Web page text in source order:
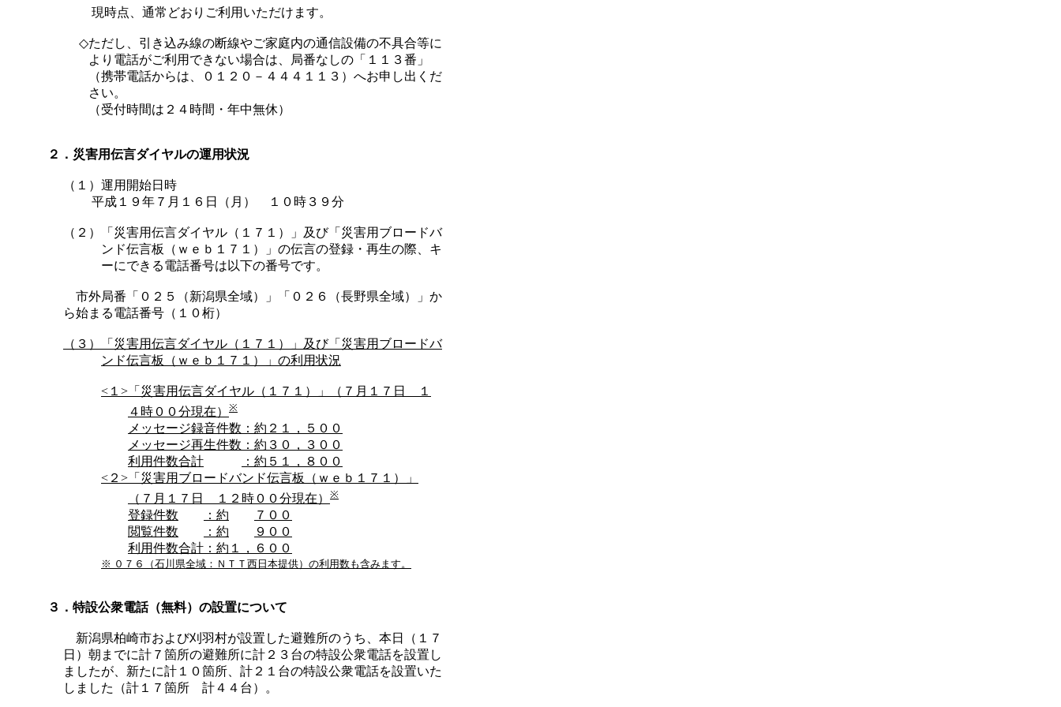
現時点、通常どおりご利用いただけます。
◇ただし、引き込み線の断線やご家庭内の通信設備の不具合等に
より電話がご利用できない場合は、局番なしの「１１３番」
（携帯電話からは、０１２０－４４４１１３）へお申し出くだ
さい。
（受付時間は２４時間・年中無休）
２．災害用伝言ダイヤルの運用状況
（１）運用開始日時
平成１９年７月１６日（月） １０時３９分
（２）
「災害用伝言ダイヤル（１７１）」及び「災害用ブロードバ
ンド伝言板（ｗｅｂ１７１）」の伝言の登録・再生の際、キ
ーにできる電話番号は以下の番号です。
市外局番「０２５（新潟県全域）」「０２６（長野県全域）」か
ら始まる電話番号（１０桁）
（３）
「災害用伝言ダイヤル（１７１）」及び「災害用ブロードバ
ンド伝言板（ｗｅｂ１７１）」の利用状況
<１> 「災害用伝言ダイヤル（１７１）」（７月１７日 １
４時００分現在） ※
メッセージ録音件数 ：約２１，５００
メッセージ再生件数 ：約３０，３００
利用件数合計
：約５１，８００
<２> 「災害用ブロードバンド伝言板（ｗｅｂ１７１）」
（７月１７日 １２時００分現在） ※
登録件数 ：約
７００
閲覧件数
：約
９００
利用件数合計 ：約 １，６００
※ ０７６（石川県全域：ＮＴＴ西日本提供）の利用数も含みます。
３．特設公衆電話（無料）の設置について
新潟県柏崎市および刈羽村が設置した避難所のうち、本日（１７
日）朝までに計７箇所の避難所に計２３台の特設公衆電話を設置し
ましたが、新たに計１０箇所、計２１台の特設公衆電話を設置いた
しました（計１７箇所 計４４台）。